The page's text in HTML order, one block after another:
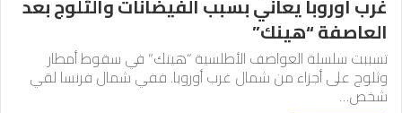
غرب أوروبا يعاني بسبب الفيضانات والثلوج بعد
العاصفة “هينك”
تسببت سلسلة العواصف الأطلسية “هينك” في سقوط أمطار
وثلوج على أجزاء من شمال غرب أوروبا. ففي شمال فرنسا لقي
شخص…